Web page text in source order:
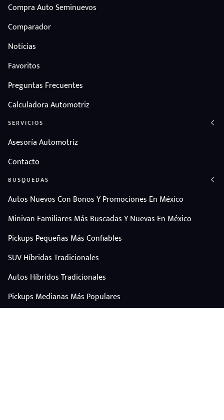
Compra Auto Seminuevos
Comparador
Noticias
Favoritos
Preguntas Frecuentes
Calculadora Automotriz
SERVICIOS
Asesoría Automotríz
Contacto
BUSQUEDAS
Autos Nuevos Con Bonos Y Promociones En México
Minivan Familiares Más Buscadas Y Nuevas En México
Pickups Pequeñas Más Confiables
SUV Híbridas Tradicionales
Autos Híbridos Tradicionales
Pickups Medianas Más Populares